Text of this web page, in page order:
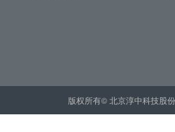
版权所有© 北京淳中科技股